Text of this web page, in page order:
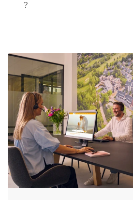
?
raquettes, du patin à glace,
encore !